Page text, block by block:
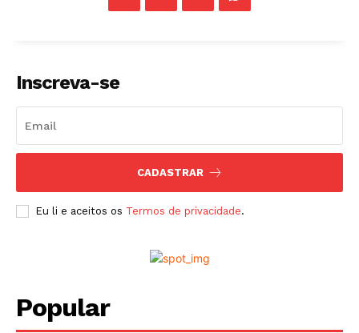
Inscreva-se
CADASTRAR
Eu li e aceitos os Termos de privacidade.
Popular